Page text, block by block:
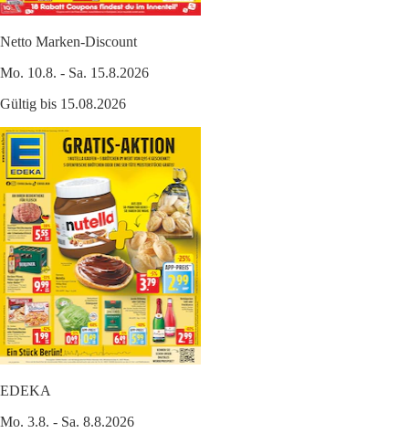
Netto Marken-Discount
Mo. 10.8. - Sa. 15.8.2026
Gültig bis 15.08.2026
EDEKA
Mo. 3.8. - Sa. 8.8.2026